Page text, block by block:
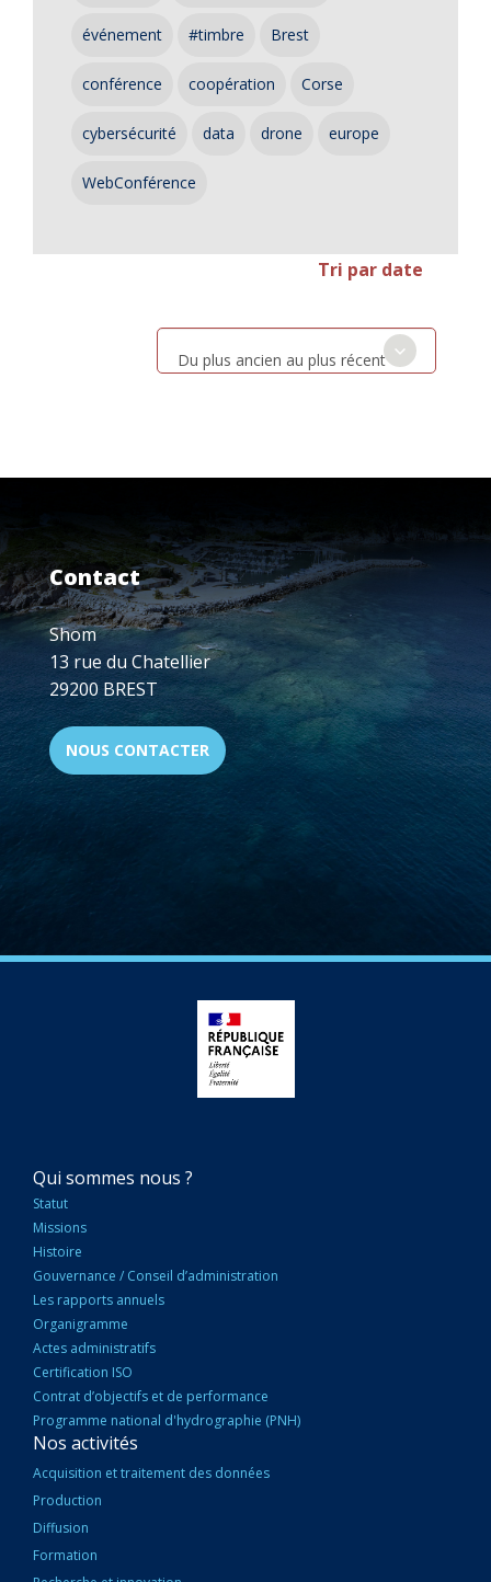
événement #timbre Brest
conférence coopération Corse
cybersécurité data drone europe
WebConférence
Tri par date
Du plus ancien au plus récent
Contact
Shom
13 rue du Chatellier
29200 BREST
NOUS CONTACTER
NAVIGATION
PRINCIPALE
Qui sommes nous ?
Statut
Missions
Histoire
Gouvernance / Conseil d’administration
Les rapports annuels
Organigramme
Actes administratifs
Certification ISO
Contrat d’objectifs et de performance
Programme national d'hydrographie (PNH)
Nos activités
Acquisition et traitement des données
Production
Diffusion
Formation